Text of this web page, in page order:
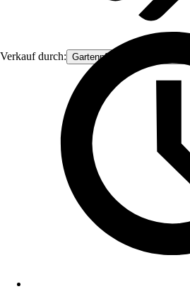
Verkauf durch: Gartenpflanzen Ammerland